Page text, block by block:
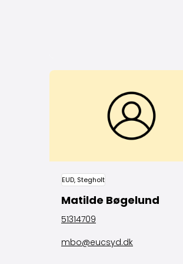
EUD, Stegholt
Matilde Bøgelund
51314709
mbo@eucsyd.dk